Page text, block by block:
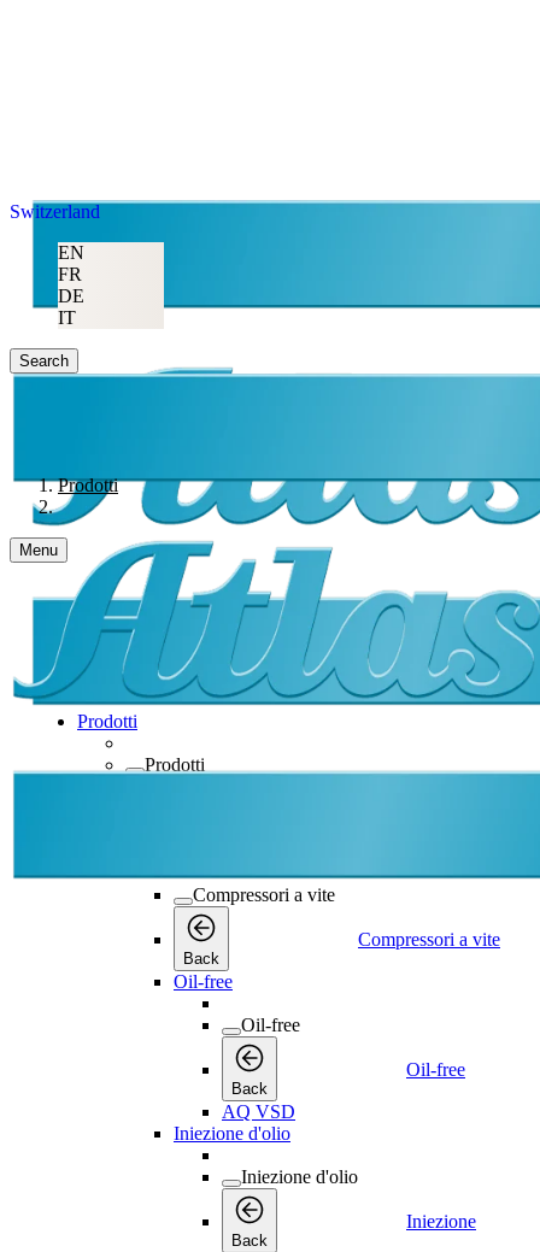
Switzerland
EN
FR
DE
IT
Search
Prodotti
Menu
Prodotti
Prodotti
Compressori a vite
Back
Compressori a vite
Oil-free
Oil-free
Back
Oil-free
AQ VSD
Iniezione d'olio
Iniezione d'olio
Back
Iniezione